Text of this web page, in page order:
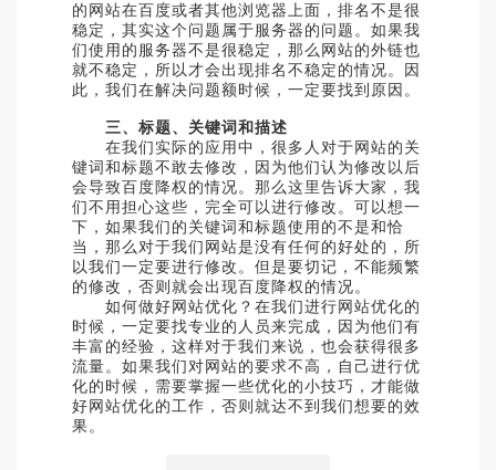
的网站在百度或者其他浏览器上面，排名不是很
稳定，其实这个问题属于服务器的问题。如果我
们使用的服务器不是很稳定，那么网站的外链也
就不稳定，所以才会出现排名不稳定的情况。因
此，我们在解决问题额时候，一定要找到原因。
三、标题、关键词和描述
在我们实际的应用中，很多人对于网站的关
键词和标题不敢去修改，因为他们认为修改以后
会导致百度降权的情况。那么这里告诉大家，我
们不用担心这些，完全可以进行修改。可以想一
下，如果我们的关键词和标题使用的不是和恰
当，那么对于我们网站是没有任何的好处的，所
以我们一定要进行修改。但是要切记，不能频繁
的修改，否则就会出现百度降权的情况。
如何做好网站优化？在我们进行网站优化的
时候，一定要找专业的人员来完成，因为他们有
丰富的经验，这样对于我们来说，也会获得很多
流量。如果我们对网站的要求不高，自己进行优
化的时候，需要掌握一些优化的小技巧，才能做
好网站优化的工作，否则就达不到我们想要的效
果。